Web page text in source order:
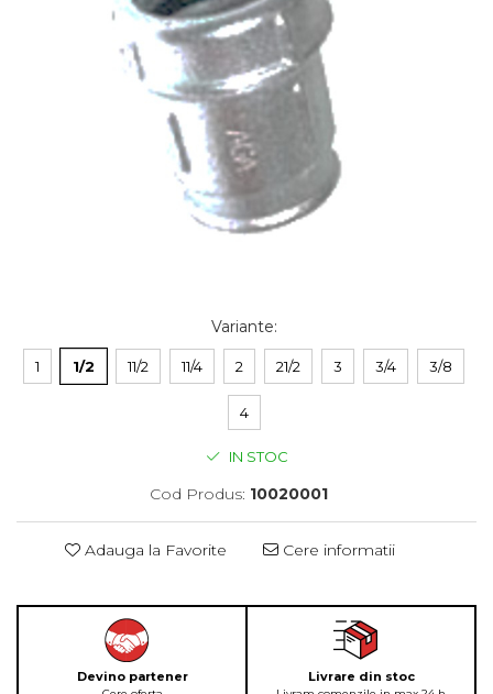
Variante:
1 1/2 11/2 11/4 2 21/2 3 3/4 3/8
4
IN STOC
Cod Produs: 10020001
Adauga la Favorite Cere informatii
Devino partener Livrare din stoc